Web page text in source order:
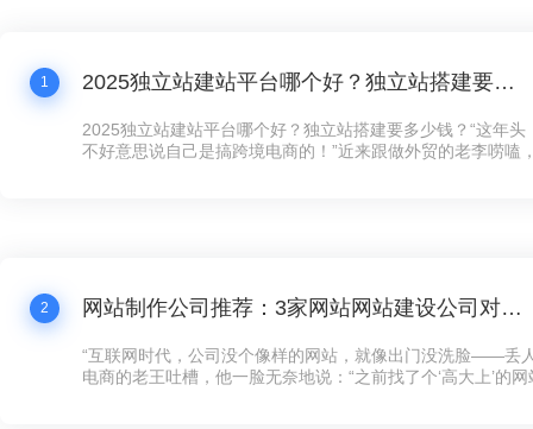
1 2025独立站建站平台哪个好？独立站搭建要多少钱？
2025独立站建站平台哪个好？独立站搭建要多少钱？“这年头
不好意思说自己是搞跨境电商的！”近来跟做外贸的老李唠嗑
2 网站制作公司推荐：3家网站网站建设公司对比，公司网站制作需要多少钱？
“互联网时代，公司没个像样的网站，就像出门没洗脸——丢
电商的老王吐槽，他一脸无奈地说：“之前找了个‘高大上’的